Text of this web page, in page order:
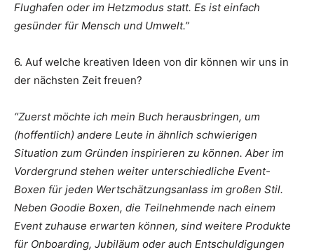
Flughafen oder im Hetzmodus statt. Es ist einfach
gesünder für Mensch und Umwelt.”
6. Auf welche kreativen Ideen von dir können wir uns in
der nächsten Zeit freuen?
“Zuerst möchte ich mein Buch herausbringen, um
(hoffentlich) andere Leute in ähnlich schwierigen
Situation zum Gründen inspirieren zu können. Aber im
Vordergrund stehen weiter unterschiedliche Event-
Boxen für jeden Wertschätzungsanlass im großen Stil.
Neben Goodie Boxen, die Teilnehmende nach einem
Event zuhause erwarten können, sind weitere Produkte
für Onboarding, Jubiläum oder auch Entschuldigungen